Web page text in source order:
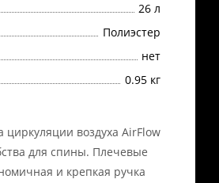
26 л
Полиэстер
нет
0.95 кг
циркуляции воздуха AirFlow
для спины. Плечевые
и крепкая ручка